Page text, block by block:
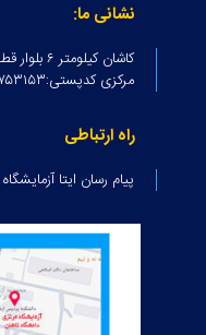
نشانی ما:
کاشان
مرکزی کدپستی:۸۷۳۱۷۵۳۱۵۳ تلفن:۰۳۱۵۵۹۱۴۳۹۶
راه ارتباطی
پیام رسان ایتا